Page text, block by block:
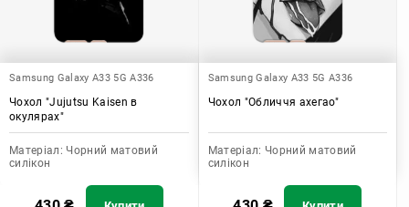
Samsung Galaxy A33 5G A336
Чохол "Jujutsu Kaisen в
окулярах"
Матеріал: Чорний матовий
силікон
Samsung Galaxy A33 5G A336
Чохол "Обличчя ахегао"
Матеріал: Чорний матовий
силікон